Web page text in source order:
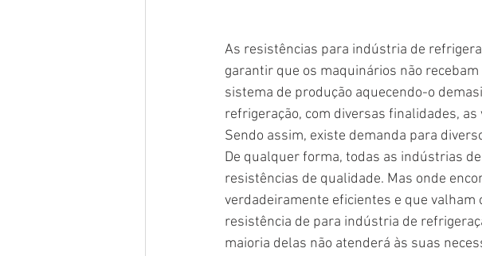
As resistências para indústria de
garantir que os maquinários não
sistema de produção aquecendo-o
refrigeração, com diversas finalidades,
Sendo assim, existe demanda para
De qualquer forma, todas as indústrias
resistências de qualidade. Mas onde
verdadeiramente eficientes e que
resistência de para indústria de
maioria delas não atenderá às suas